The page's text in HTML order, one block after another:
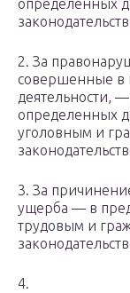
определенных
2. За
совершенные в
деятельности,
определенных
уголовным и
3. За
ущерба — в
трудовым и
4.